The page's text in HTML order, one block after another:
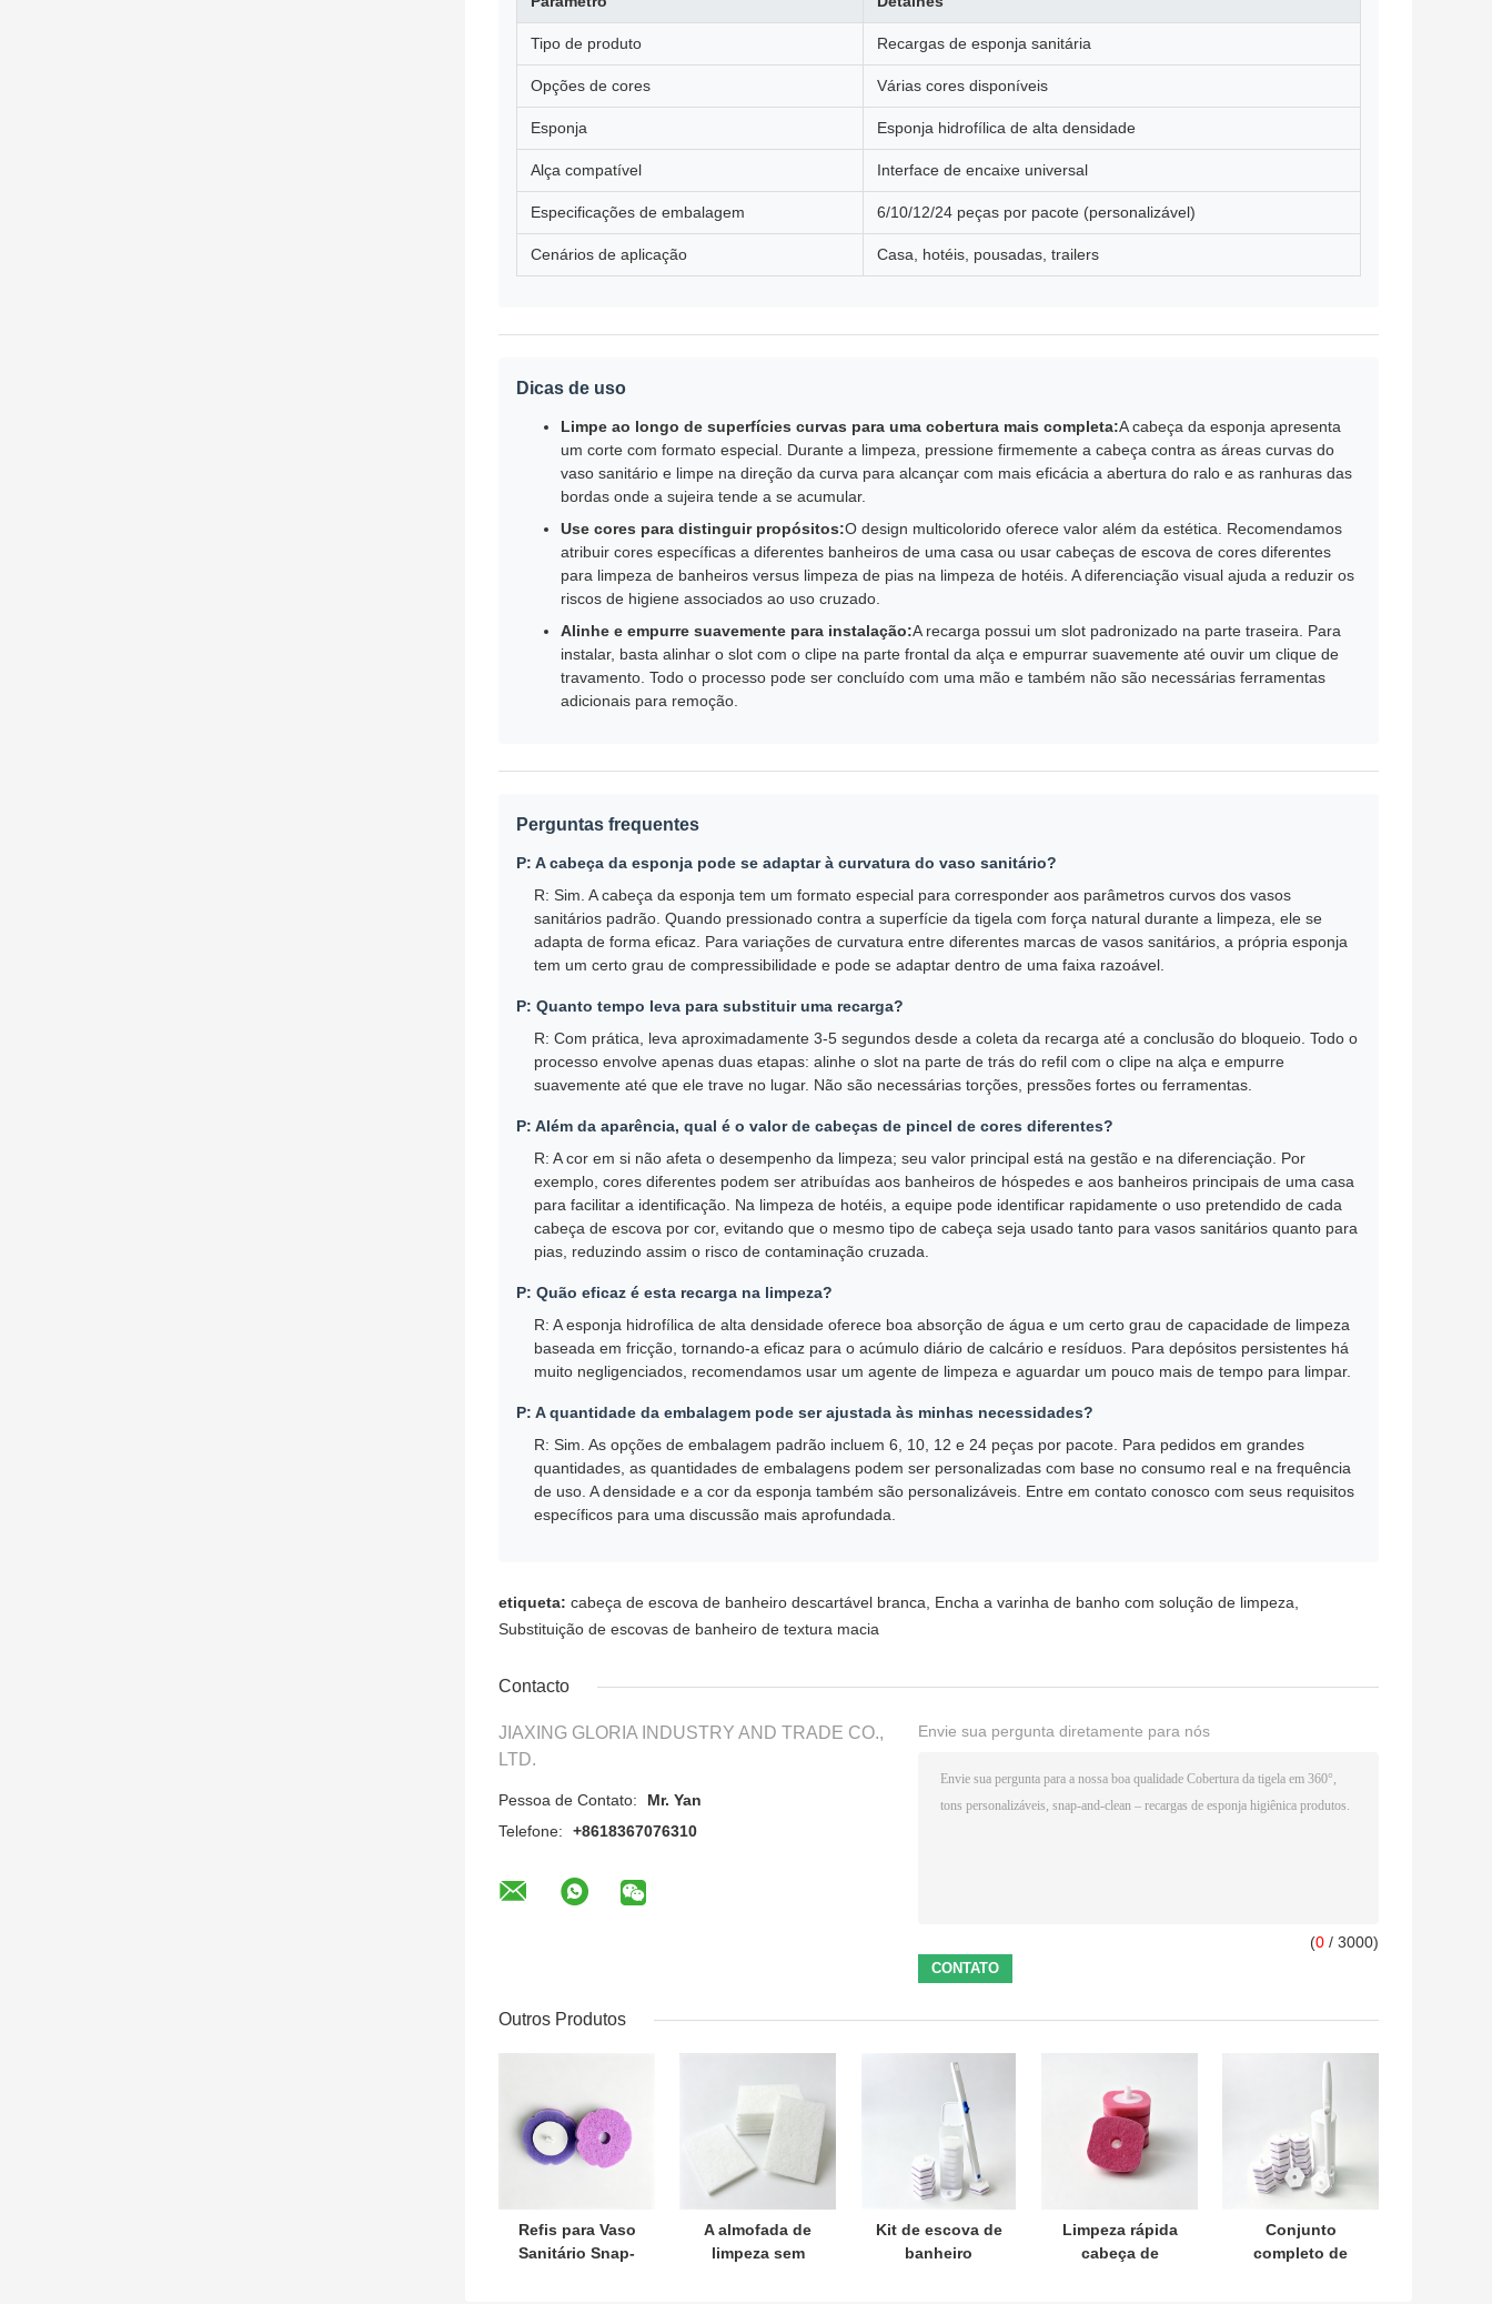
Tipo de produto Recargas de esponja sanitária
Opções de cores Várias cores disponíveis
Esponja Esponja hidrofílica de alta densidade
Alça compatível Interface de encaixe universal
Especificações de embalagem 6/10/12/24 peças por pacote (personalizável)
Cenários de aplicação Casa, hotéis, pousadas, trailers
Dicas de uso
Limpe ao longo de superfícies curvas para uma cobertura mais completa:A cabeça da esponja apresenta
um corte com formato especial. Durante a limpeza, pressione firmemente a cabeça contra as áreas curvas do
vaso sanitário e limpe na direção da curva para alcançar com mais eficácia a abertura do ralo e as ranhuras das
bordas onde a sujeira tende a se acumular.
Use cores para distinguir propósitos:O design multicolorido oferece valor além da estética. Recomendamos
atribuir cores específicas a diferentes banheiros de uma casa ou usar cabeças de escova de cores diferentes
para limpeza de banheiros versus limpeza de pias na limpeza de hotéis. A diferenciação visual ajuda a reduzir os
riscos de higiene associados ao uso cruzado.
Alinhe e empurre suavemente para instalação:A recarga possui um slot padronizado na parte traseira. Para
instalar, basta alinhar o slot com o clipe na parte frontal da alça e empurrar suavemente até ouvir um clique de
travamento. Todo o processo pode ser concluído com uma mão e também não são necessárias ferramentas
adicionais para remoção.
Perguntas frequentes
P: A cabeça da esponja pode se adaptar à curvatura do vaso sanitário?
R: Sim. A cabeça da esponja tem um formato especial para corresponder aos parâmetros curvos dos vasos
sanitários padrão. Quando pressionado contra a superfície da tigela com força natural durante a limpeza, ele se
adapta de forma eficaz. Para variações de curvatura entre diferentes marcas de vasos sanitários, a própria esponja
tem um certo grau de compressibilidade e pode se adaptar dentro de uma faixa razoável.
P: Quanto tempo leva para substituir uma recarga?
R: Com prática, leva aproximadamente 3-5 segundos desde a coleta da recarga até a conclusão do bloqueio. Todo o
processo envolve apenas duas etapas: alinhe o slot na parte de trás do refil com o clipe na alça e empurre
suavemente até que ele trave no lugar. Não são necessárias torções, pressões fortes ou ferramentas.
P: Além da aparência, qual é o valor de cabeças de pincel de cores diferentes?
R: A cor em si não afeta o desempenho da limpeza; seu valor principal está na gestão e na diferenciação. Por
exemplo, cores diferentes podem ser atribuídas aos banheiros de hóspedes e aos banheiros principais de uma casa
para facilitar a identificação. Na limpeza de hotéis, a equipe pode identificar rapidamente o uso pretendido de cada
cabeça de escova por cor, evitando que o mesmo tipo de cabeça seja usado tanto para vasos sanitários quanto para
pias, reduzindo assim o risco de contaminação cruzada.
P: Quão eficaz é esta recarga na limpeza?
R: A esponja hidrofílica de alta densidade oferece boa absorção de água e um certo grau de capacidade de limpeza
baseada em fricção, tornando-a eficaz para o acúmulo diário de calcário e resíduos. Para depósitos persistentes há
muito negligenciados, recomendamos usar um agente de limpeza e aguardar um pouco mais de tempo para limpar.
P: A quantidade da embalagem pode ser ajustada às minhas necessidades?
R: Sim. As opções de embalagem padrão incluem 6, 10, 12 e 24 peças por pacote. Para pedidos em grandes
quantidades, as quantidades de embalagens podem ser personalizadas com base no consumo real e na frequência
de uso. A densidade e a cor da esponja também são personalizáveis. Entre em contato conosco com seus requisitos
específicos para uma discussão mais aprofundada.
etiqueta: cabeça de escova de banheiro descartável branca, Encha a varinha de banho com solução de limpeza,
Substituição de escovas de banheiro de textura macia
Contacto
JIAXING GLORIA INDUSTRY AND TRADE CO.,
LTD.
Pessoa de Contato:
Mr. Yan
Telefone:
+8618367076310
Envie sua pergunta diretamente para nós
(0 / 3000)
Outros Produtos
Refis para Vaso
Sanitário Snap-
A almofada de
limpeza sem
Kit de escova de
banheiro
Limpeza rápida
cabeça de
Conjunto
completo de